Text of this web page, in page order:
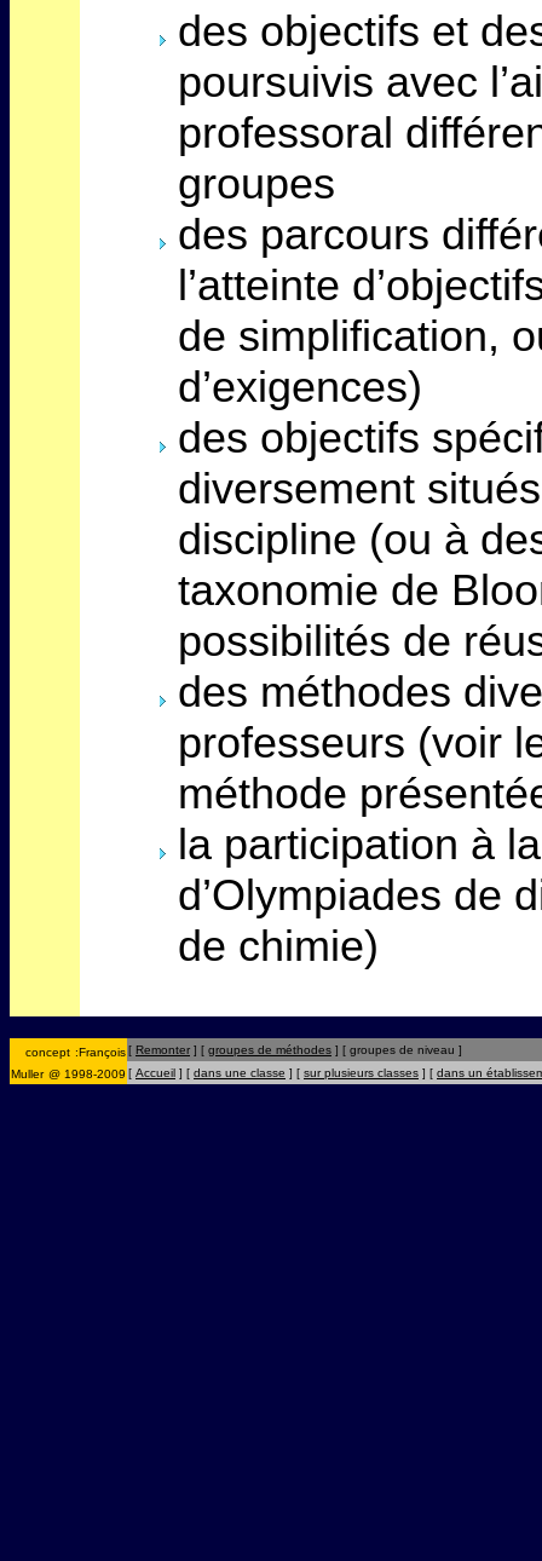
des objectifs et
poursuivis avec
professoral
groupes
des parcours
l’atteinte
de simplification,
d’exigences)
des objectifs
diversement
discipline (ou à
taxonomie de
possibilités de
des méthodes
professeurs (voir
méthode
la participation à
d’Olympiades de
de chimie)
concept :François
Muller @ 1998-2009
[ Remonter ] [ groupes de méthodes ] [ groupes de niveau ]
[ Accueil ] [ dans une classe ] [ sur plusieurs classes ] [ dans un